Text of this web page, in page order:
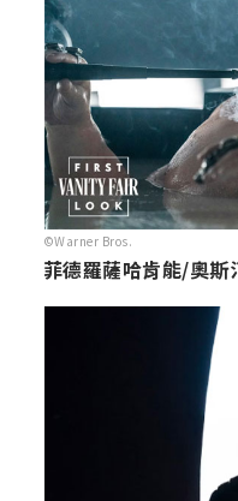
©Warner Bros.
菲德羅薩哈肯能/奧斯